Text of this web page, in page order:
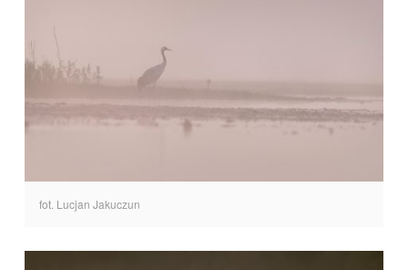
fot. Lucjan Jakuczun